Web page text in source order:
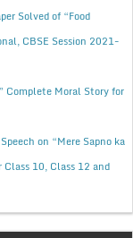
Solved of “Food
CBSE Session 2021-
Complete Moral Story for
on “Mere Sapno ka
Class 10, Class 12 and